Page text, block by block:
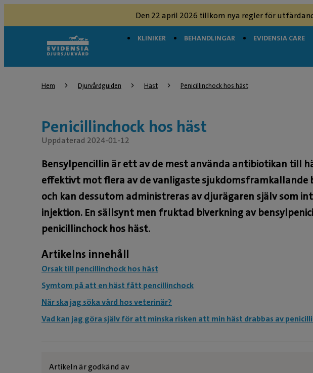
Den 22 april 2026 tillkom nya regler för
KLINIKER BEHANDLINGAR EVIDENSIA CARE
Hem Djurvårdguiden Häst Penicillinchock hos häst
Penicillinchock hos häst
Uppdaterad 2024-01-12
Bensylpencillin är ett av de mest använda antibiotikan till
effektivt mot flera av de vanligaste sjukdomsframkallande
och kan dessutom administreras av djurägaren själv som
injektion. En sällsynt men fruktad biverkning av
penicillinchock hos häst.
Artikelns innehåll
Orsak till pencillinchock hos häst
Symtom på att en häst fått pencillinchock
När ska jag söka vård hos veterinär?
Vad kan jag göra själv för att minska risken att min häst drabbas av
Artikeln är godkänd av